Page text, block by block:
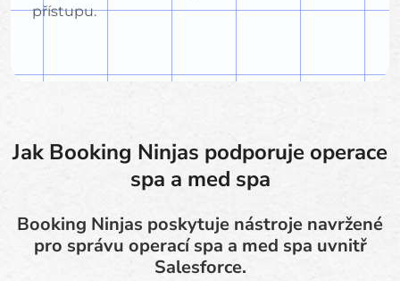
přístupu.
Jak Booking Ninjas podporuje operace
spa a med spa
Booking Ninjas poskytuje nástroje navržené
pro správu operací spa a med spa uvnitř
Salesforce.